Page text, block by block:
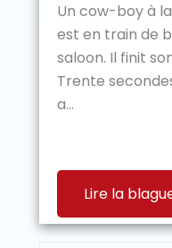
Un cow-boy à
est en train de
saloon. Il finit
Trente
a...
Lire la